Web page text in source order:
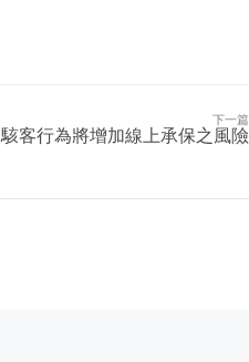
下一篇
駭客行為將增加線上承保之風險